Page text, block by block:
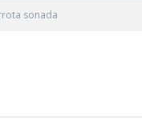
sonada